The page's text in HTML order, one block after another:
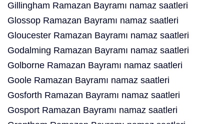
Gillingham Ramazan Bayramı namaz saatleri
Glossop Ramazan Bayramı namaz saatleri
Gloucester Ramazan Bayramı namaz saatleri
Godalming Ramazan Bayramı namaz saatleri
Golborne Ramazan Bayramı namaz saatleri
Goole Ramazan Bayramı namaz saatleri
Gosforth Ramazan Bayramı namaz saatleri
Gosport Ramazan Bayramı namaz saatleri